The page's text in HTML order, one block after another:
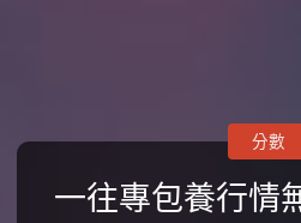
一往專包養行情
分數